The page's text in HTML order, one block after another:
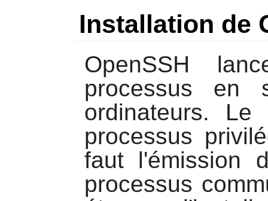
Installation de
OpenSSH
processus en
ordinateurs.
processus
faut l'émission
processus